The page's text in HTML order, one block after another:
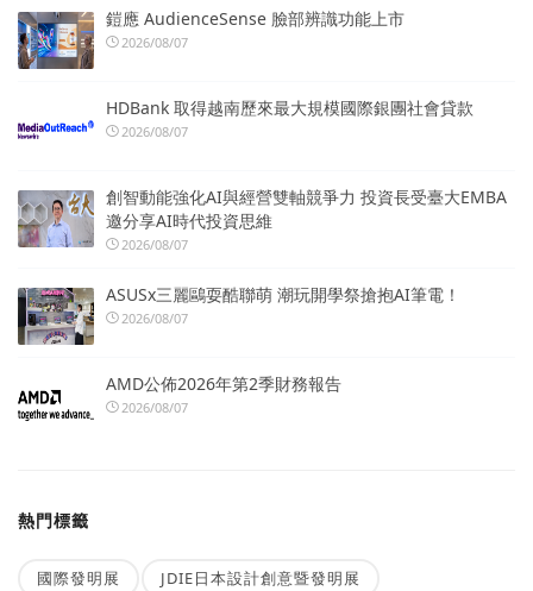
鎧應 AudienceSense 臉部辨識功能上市
2026/08/07
HDBank 取得越南歷來最大規模國際銀團社會貸款
2026/08/07
創智動能強化AI與經營雙軸競爭力 投資長受臺大EMBA
邀分享AI時代投資思維
2026/08/07
ASUSx三麗鷗耍酷聯萌 潮玩開學祭搶抱AI筆電！
2026/08/07
AMD公佈2026年第2季財務報告
2026/08/07
熱門標籤
國際發明展 JDIE日本設計創意暨發明展